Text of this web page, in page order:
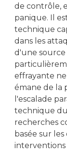
de contrôle,
panique. Il
technique
dans les
d'une source
effrayante
émane de la
l'escalade
technique
recherches
basée sur
interventions